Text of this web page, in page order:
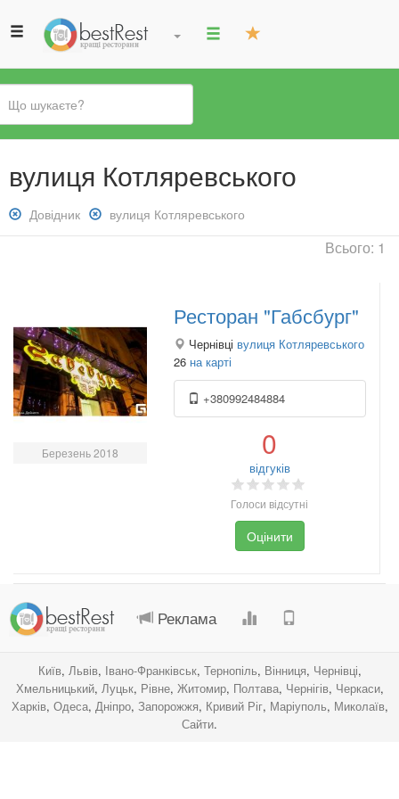
Ви
є
тут
вулиця Котляревського
Зняти
фільтр:
Довідник
Зняти
фільтр:
вулиця Котляревського
Всього: 1
Березень 2018
Ресторан "Габсбург"
Чернівці вулиця Котляревського
26 на карті
+380992484884
0
відгуків
Голоси відсутні
Оцінити
Реклама
Київ, Львів, Івано-Франківськ, Тернопіль, Вінниця, Чернівці,
Хмельницький, Луцьк, Рівне, Житомир, Полтава, Чернігів, Черкаси,
Харків, Одеса, Дніпро, Запорожжя, Кривий Ріг, Маріуполь, Миколаїв,
Сайти.